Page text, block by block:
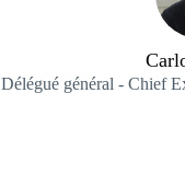
Délégué général - Chief